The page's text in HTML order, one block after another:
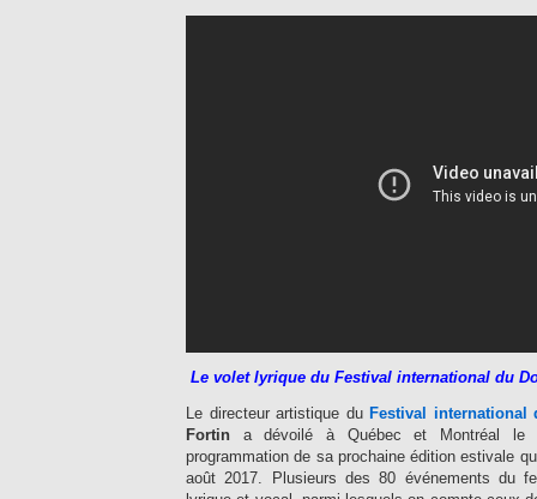
Le volet lyrique du Festival international du
Le directeur artistique du Festival international
Fortin a dévoilé à Québec et Montréal
programmation de sa prochaine édition estivale
août 2017. Plusieurs des 80 événements du